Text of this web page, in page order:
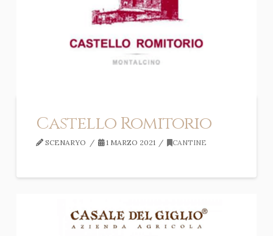
Castello Romitorio
SCENARYO 1 MARZO 2021 CANTINE